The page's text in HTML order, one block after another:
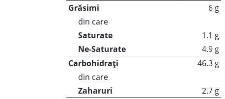
Grăsimi
6 g
din care
Saturate
1.1 g
Ne-Saturate
4.9 g
Carbohidrați
46.3 g
din care
Zaharuri
2.7 g